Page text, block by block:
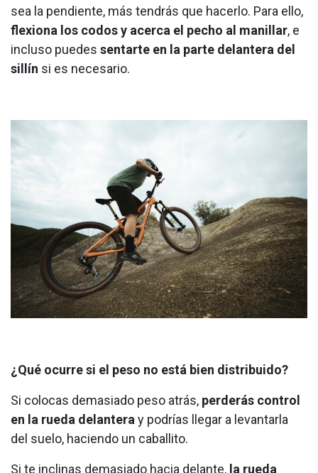
sea la pendiente, más tendrás que hacerlo. Para ello,
flexiona los codos y acerca el pecho al manillar, e
incluso puedes sentarte en la parte delantera del
sillín si es necesario.
¿Qué ocurre si el peso no está bien distribuido?
Si colocas demasiado peso atrás, perderás control
en la rueda delantera y podrías llegar a levantarla
del suelo, haciendo un caballito.
Si te inclinas demasiado hacia delante, la rueda